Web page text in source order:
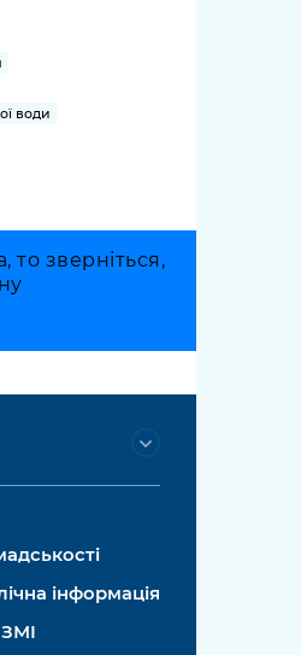
води
зверніться,
інформація